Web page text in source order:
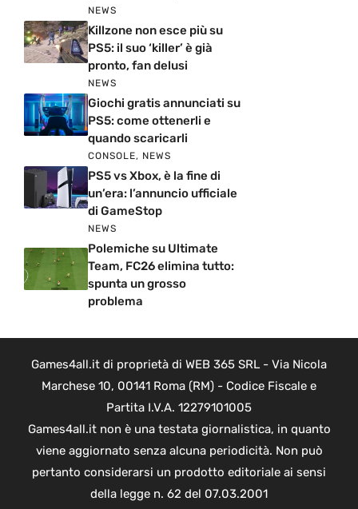
NEWS
Killzone non esce più su
PS5: il suo ‘killer’ è già
pronto, fan delusi
NEWS
Giochi gratis annunciati su
PS5: come ottenerli e
quando scaricarli
CONSOLE, NEWS
PS5 vs Xbox, è la fine di
un’era: l’annuncio ufficiale
di GameStop
NEWS
Polemiche su Ultimate
Team, FC26 elimina tutto:
spunta un grosso
problema
Games4all.it di proprietà di WEB 365 SRL - Via Nicola
Marchese 10, 00141 Roma (RM) - Codice Fiscale e
Partita I.V.A. 12279101005
Games4all.it non è una testata giornalistica, in quanto
viene aggiornato senza alcuna periodicità. Non può
pertanto considerarsi un prodotto editoriale ai sensi
della legge n. 62 del 07.03.2001